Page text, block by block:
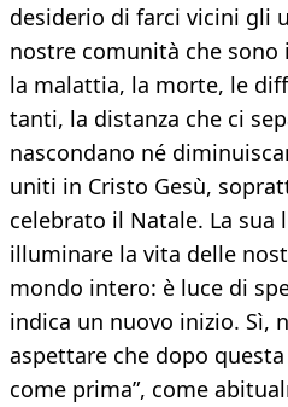
desiderio di farci vicini gli
nostre comunità che sono
la malattia, la morte, le
tanti, la distanza che ci
nascondano né
uniti in Cristo Gesù,
celebrato il Natale. La sua
illuminare la vita delle
mondo intero: è luce di
indica un nuovo inizio. Sì,
aspettare che dopo
come prima”, come